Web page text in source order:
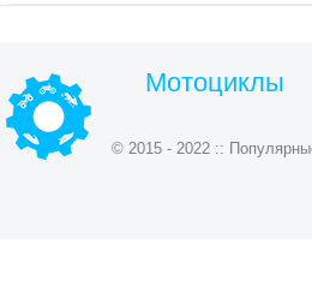
Мотоциклы
© 2015 - 2022 ::